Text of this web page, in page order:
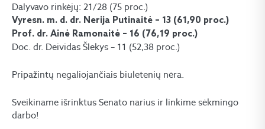
Dalyvavo rinkėjų: 21/28 (75 proc.)
Vyresn. m. d. dr. Nerija Putinaitė – 13 (61,90 proc.)
Prof. dr. Ainė Ramonaitė – 16 (76,19 proc.)
Doc. dr. Deividas Šlekys – 11 (52,38 proc.)
Pripažintų negaliojančiais biuletenių nėra.
Sveikiname išrinktus Senato narius ir linkime sėkmingo
darbo!